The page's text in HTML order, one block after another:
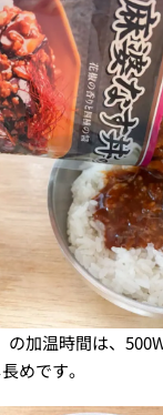
の加温時間は、
めです。